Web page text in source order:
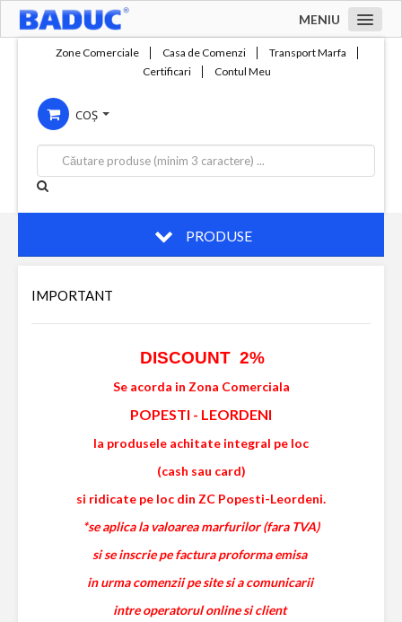
MENIU
Compania
Servicii
Productie
Contact
Zone Comerciale Casa de Comenzi
Transport Marfa
Certificari
Contul Meu
COȘ
PRODUSE
IMPORTANT
DISCOUNT 2%
Se acorda in Zona Comerciala
POPESTI - LEORDENI
la produsele achitate integral pe loc
(cash sau card)
si ridicate pe loc din ZC Popesti-Leordeni.
*se aplica la valoarea marfurilor (fara TVA)
si se inscrie pe factura proforma emisa
in urma comenzii pe site si a comunicarii
intre operatorul online si client